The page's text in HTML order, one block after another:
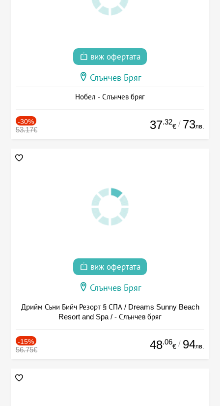
виж офертата
Слънчев Бряг
Нобел - Слънчев бряг
-30%
53.17€ 37.32
€ / 73лв.
виж офертата
Слънчев Бряг
Дрийм Съни Бийч Резорт § СПА / Dreams Sunny Beach
Resort and Spa / - Слънчев бряг
-15%
56.75€ 48.06
€ / 94лв.